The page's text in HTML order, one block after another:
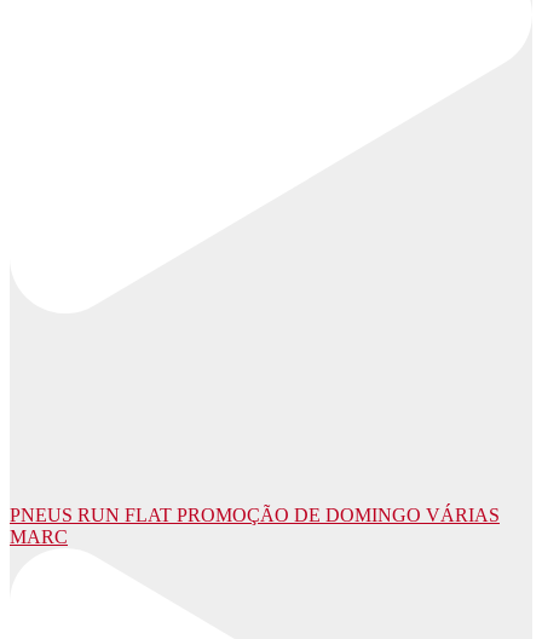
PNEUS RUN FLAT PROMOÇÃO DE DOMINGO VÁRIAS
MARC